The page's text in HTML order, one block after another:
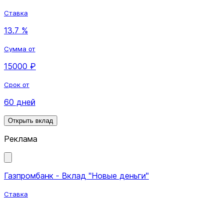
Ставка
13.7 %
Сумма от
15000 ₽
Срок от
60 дней
Открыть вклад
Реклама
Газпромбанк - Вклад "Новые деньги"
Ставка